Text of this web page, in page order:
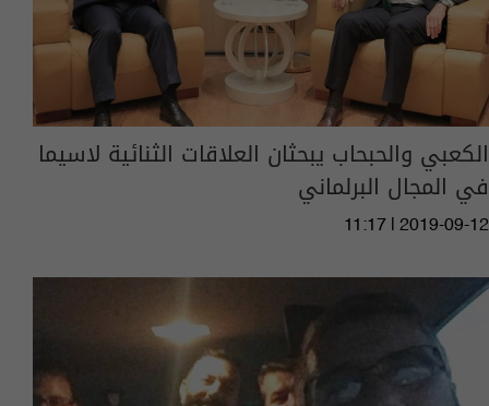
الكعبي والحبحاب يبحثان العلاقات الثنائية لاسيما
في المجال البرلماني
11:17 | 2019-09-12